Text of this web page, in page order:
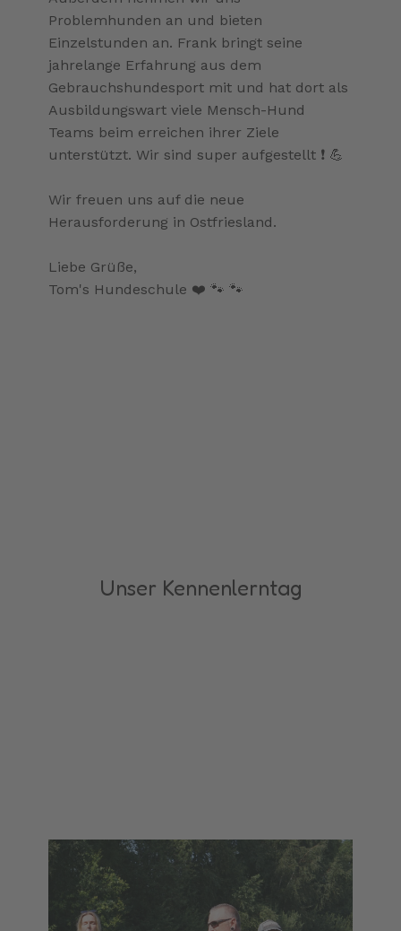
Problemhunden an und bieten
Einzelstunden an. Frank bringt seine
jahrelange Erfahrung aus dem
Gebrauchshundesport mit und hat dort als
Ausbildungswart viele Mensch-Hund
Teams beim erreichen ihrer Ziele
unterstützt. Wir sind super aufgestellt ❗️ 💪
Wir freuen uns auf die neue
Herausforderung in Ostfriesland.
Liebe Grüße,
Tom's Hundeschule ❤️ 🐾 🐾
Unser Kennenlerntag